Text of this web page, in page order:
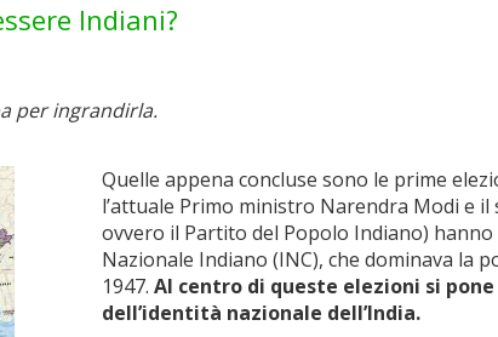
Indiani?
per ingrandirla.
Quelle appena concluse sono le prime
l’attuale Primo ministro Narendra Modi e il
ovvero il Partito del Popolo Indiano)
Nazionale Indiano (INC), che dominava la
1947. Al centro di queste elezioni si
dell’identità nazionale dell’India.